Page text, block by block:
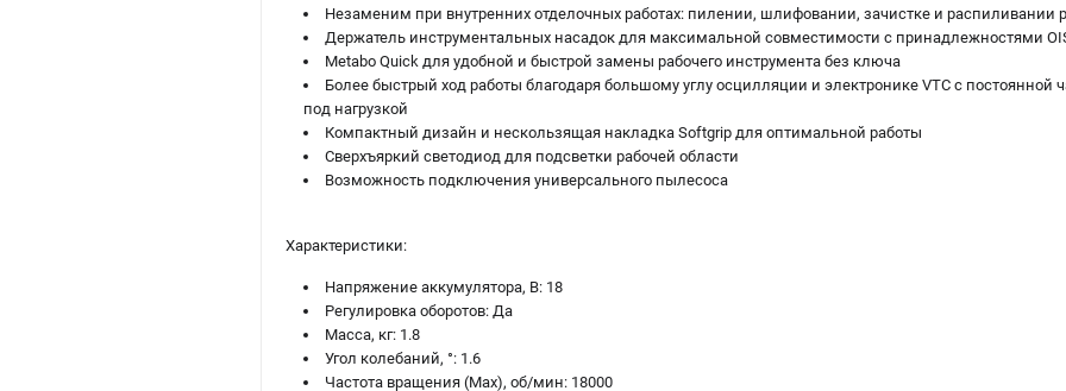
Незаменим при внутренних отделочных работах: пилении, шлифовании, зачистке и распиливании
Держатель инструментальных насадок для максимальной совместимости с принадлежностями
Metabo Quick для удобной и быстрой замены рабочего инструмента без ключа
Более быстрый ход работы благодаря большому углу осцилляции и электронике VTC с постоянной
под нагрузкой
Компактный дизайн и нескользящая накладка Softgrip для оптимальной работы
Сверхъяркий светодиод для подсветки рабочей области
Возможность подключения универсального пылесоса
Характеристики:
Напряжение аккумулятора, В: 18
Регулировка оборотов: Да
Масса, кг: 1.8
Угол колебаний, °: 1.6
Частота вращения (Max), об/мин: 18000